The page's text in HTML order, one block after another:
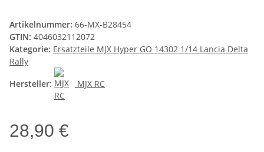
Artikelnummer: 66-MX-B28454
GTIN: 4046032112072
Kategorie: Ersatzteile MJX Hyper GO 14302 1/14 Lancia Delta
Rally
Hersteller:
MJX RC
28,90 €